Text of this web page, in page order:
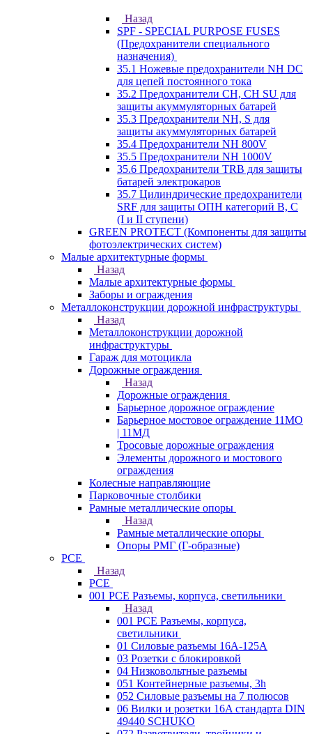
Назад
SPF - SPECIAL PURPOSE FUSES
(Предохранители специального
назначения)
35.1 Ножевые предохранители NH DC
для цепей постоянного тока
35.2 Предохранители CH, CH SU для
защиты акуммуляторных батарей
35.3 Предохранители NH, S для
защиты акуммуляторных батарей
35.4 Предохранители NH 800V
35.5 Предохранители NH 1000V
35.6 Предохранители TRB для защиты
батарей электрокаров
35.7 Цилиндрические предохранители
SRF для защиты ОПН категорий B, C
(I и II ступени)
GREEN PROTECT (Компоненты для защиты
фотоэлектрических систем)
Малые архитектурные формы
Назад
Малые архитектурные формы
Заборы и ограждения
Металлоконструкции дорожной инфраструктуры
Назад
Металлоконструкции дорожной
инфраструктуры
Гараж для мотоцикла
Дорожные ограждения
Назад
Дорожные ограждения
Барьерное дорожное ограждение
Барьерное мостовое ограждение 11МО
| 11МД
Тросовые дорожные ограждения
Элементы дорожного и мостового
ограждения
Колесные направляющие
Парковочные столбики
Рамные металлические опоры
Назад
Рамные металлические опоры
Опоры РМГ (Г-образные)
PCE
Назад
PCE
001 PCE Разъемы, корпуса, светильники
Назад
001 PCE Разъемы, корпуса,
светильники
01 Силовые разъемы 16А-125А
03 Розетки с блокировкой
04 Низковольтные разъемы
051 Контейнерные разъемы, 3h
052 Силовые разъемы на 7 полюсов
06 Вилки и розетки 16A стандарта DIN
49440 SCHUKO